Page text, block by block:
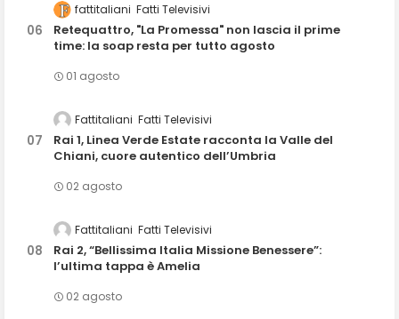
fattitaliani Fatti Televisivi
Retequattro, "La Promessa" non lascia il prime
time: la soap resta per tutto agosto
01 agosto
Fattitaliani Fatti Televisivi
Rai 1, Linea Verde Estate racconta la Valle del
Chiani, cuore autentico dell’Umbria
02 agosto
Fattitaliani Fatti Televisivi
Rai 2, “Bellissima Italia Missione Benessere”:
l’ultima tappa è Amelia
02 agosto